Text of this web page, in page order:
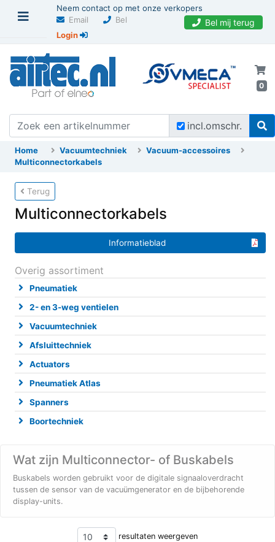
Neem contact op met onze verkopers
Email
Bel Bel mij terug
Login
0
incl.omschr.
Home Vacuumtechniek
Vacuum-accessoires
Multiconnectorkabels
Terug
Multiconnectorkabels
Informatieblad
Overig assortiment
Pneumatiek
2- en 3-weg ventielen
Vacuumtechniek
Afsluittechniek
Actuators
Pneumatiek Atlas
Spanners
Boortechniek
Wat zijn Multiconnector- of Buskabels
Buskabels worden gebruikt voor de digitale signaaloverdracht
tussen de sensor van de vacuümgenerator en de bijbehorende
display-units.
resultaten weergeven